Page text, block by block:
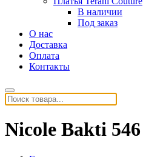
В наличии
Под заказ
О нас
Доставка
Оплата
Контакты
Nicole Bakti 546